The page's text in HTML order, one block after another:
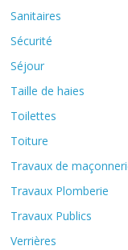
Sanitaires
Sécurité
Séjour
Taille de haies
Toilettes
Toiture
Travaux de
Travaux Plomberie
Travaux Publics
Verrières